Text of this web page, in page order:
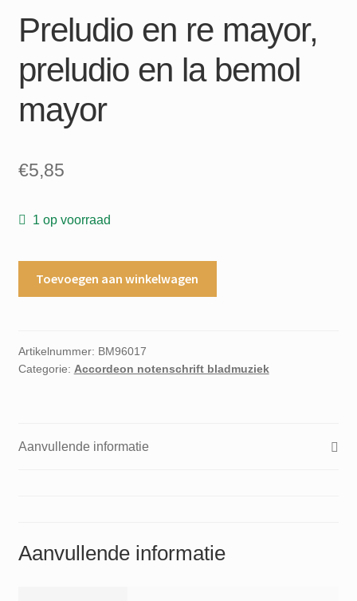
Preludio en re mayor,
preludio en la bemol
mayor
€5,85
1 op voorraad
preludio
en
aantal
Toevoegen aan winkelwagen
Artikelnummer: BM96017
Categorie: Accordeon notenschrift bladmuziek
Aanvullende informatie
Aanvullende informatie